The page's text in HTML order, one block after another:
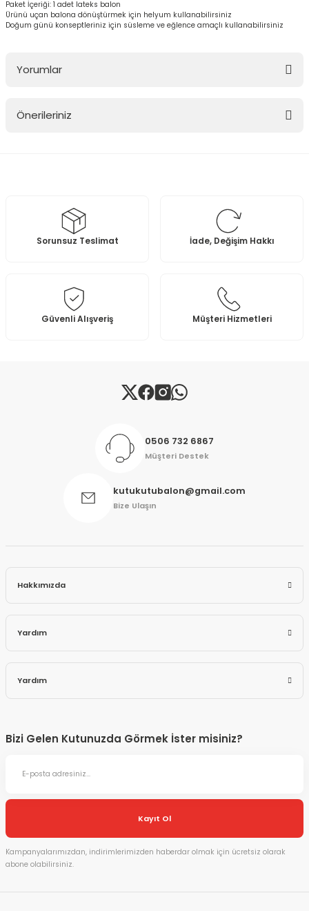
Paket İçeriği: 1 adet lateks balon
Ürünü uçan balona dönüştürmek için helyum kullanabilirsiniz
Doğum günü konseptleriniz için süsleme ve eğlence amaçlı kullanabilirsiniz
Yorumlar
Önerileriniz
Ürün resmi kalitesiz, bozuk veya görüntülenemiyor.
Ürün açıklamasında eksik bilgiler bulunuyor.
Bu ürüne benzer farklı alternatifler olmalı.
Gönder
Sorunsuz Teslimat İade, Değişim Hakkı
Güvenli Alışveriş Müşteri Hizmetleri
0506 732 6867
Müşteri Destek
kutukutubalon@gmail.com
Bize Ulaşın
Hakkımızda
Yardım
Yardım
Bizi Gelen Kutunuzda Görmek İster misiniz?
Kayıt Ol
Kampanyalarımızdan, indirimlerimizden haberdar olmak için ücretsiz olarak
abone olabilirsiniz.